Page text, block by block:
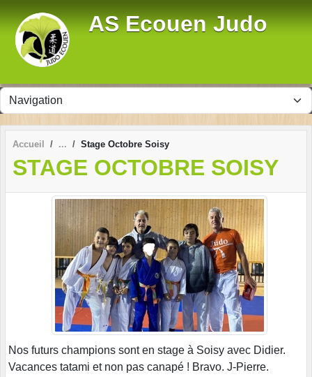
AS Ecouen Judo
Accueil Stage Octobre Soisy
STAGE OCTOBRE SOISY
Nos futurs champions sont en stage à Soisy avec Didier.
Vacances tatami et non pas canapé ! Bravo. J-Pierre.